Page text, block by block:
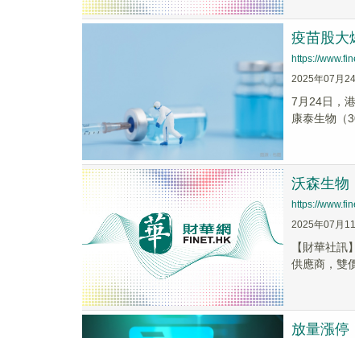
疫苗股大
https://
2025年07月
7月24日，
康泰生物（
沃森生物
https://
2025年07月
【財華社
供應商，雙
放量漲停